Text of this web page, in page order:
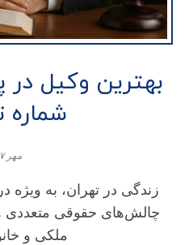
بهترین وکیل
مهر ۷, ۱۴۰۴
زندگی در تهران، به‌ ویژه
چالش‌های حقوقی متعددی
ملکی و